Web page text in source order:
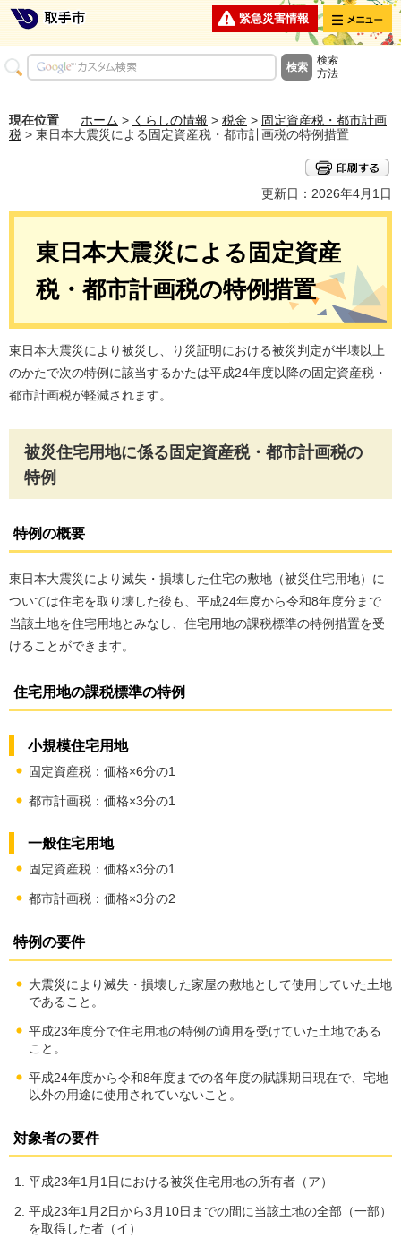
緊急災害情報 メニュー
検索
方法
現在位置 ホーム > くらしの情報 > 税金 > 固定資産税・都市計画
税 > 東日本大震災による固定資産税・都市計画税の特例措置
更新日：2026年4月1日
東日本大震災による固定資産
税・都市計画税の特例措置
東日本大震災により被災し、り災証明における被災判定が半壊以上
のかたで次の特例に該当するかたは平成24年度以降の固定資産税・
都市計画税が軽減されます。
被災住宅用地に係る固定資産税・都市計画税の
特例
特例の概要
東日本大震災により滅失・損壊した住宅の敷地（被災住宅用地）に
ついては住宅を取り壊した後も、平成24年度から令和8年度分まで
当該土地を住宅用地とみなし、住宅用地の課税標準の特例措置を受
けることができます。
住宅用地の課税標準の特例
小規模住宅用地
固定資産税：価格×6分の1
都市計画税：価格×3分の1
一般住宅用地
固定資産税：価格×3分の1
都市計画税：価格×3分の2
特例の要件
大震災により滅失・損壊した家屋の敷地として使用していた土地
であること。
平成23年度分で住宅用地の特例の適用を受けていた土地である
こと。
平成24年度から令和8年度までの各年度の賦課期日現在で、宅地
以外の用途に使用されていないこと。
対象者の要件
平成23年1月1日における被災住宅用地の所有者（ア）
平成23年1月2日から3月10日までの間に当該土地の全部（一部）
を取得した者（イ）